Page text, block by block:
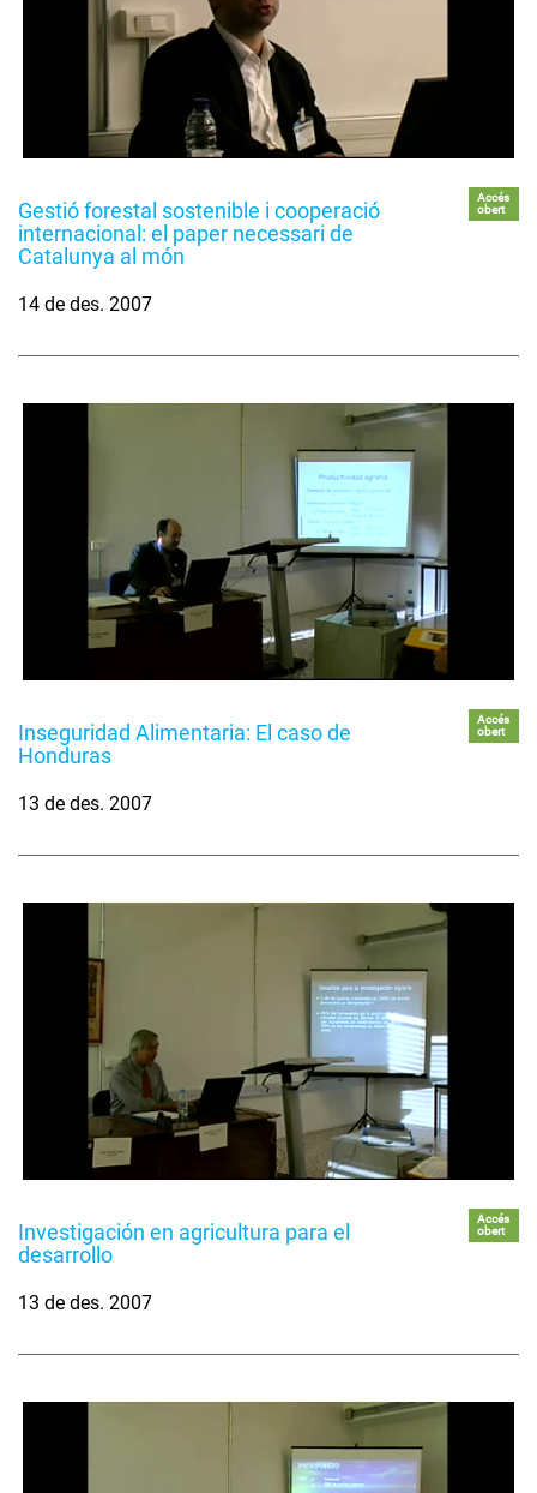
Gestió forestal sostenible i cooperació
internacional: el paper necessari de
Catalunya al món
Accés
obert
14 de des. 2007
Inseguridad Alimentaria: El caso de
Honduras
Accés
obert
13 de des. 2007
Investigación en agricultura para el
desarrollo
Accés
obert
13 de des. 2007